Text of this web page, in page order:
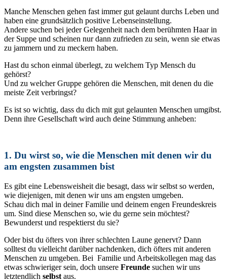
Manche Menschen gehen fast immer gut gelaunt durchs Leben und
haben eine grundsätzlich positive Lebenseinstellung.
Andere suchen bei jeder Gelegenheit nach dem berühmten Haar in
der Suppe und scheinen nur dann zufrieden zu sein, wenn sie etwas
zu jammern und zu meckern haben.
Hast du schon einmal überlegt, zu welchem Typ Mensch du
gehörst?
Und zu welcher Gruppe gehören die Menschen, mit denen du die
meiste Zeit verbringst?
Es ist so wichtig, dass du dich mit gut gelaunten Menschen umgibst.
Denn ihre Gesellschaft wird auch deine Stimmung anheben:
1. Du wirst so, wie die Menschen mit denen wir du
am engsten zusammen bist
Es gibt eine Lebensweisheit die besagt, dass wir selbst so werden,
wie diejenigen, mit denen wir uns am engsten umgeben.
Schau dich mal in deiner Familie und deinem engen Freundeskreis
um. Sind diese Menschen so, wie du gerne sein möchtest?
Bewunderst und respektierst du sie?
Oder bist du öfters von ihrer schlechten Laune genervt? Dann
solltest du vielleicht darüber nachdenken, dich öfters mit anderen
Menschen zu umgeben. Bei Familie und Arbeitskollegen mag das
etwas schwieriger sein, doch unsere Freunde suchen wir uns
letztendlich selbst aus.